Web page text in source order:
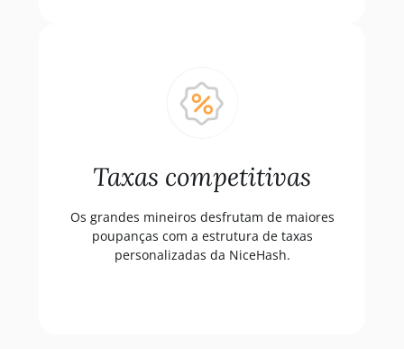
Taxas competitivas
Os grandes mineiros desfrutam de maiores
poupanças com a estrutura de taxas
personalizadas da NiceHash.